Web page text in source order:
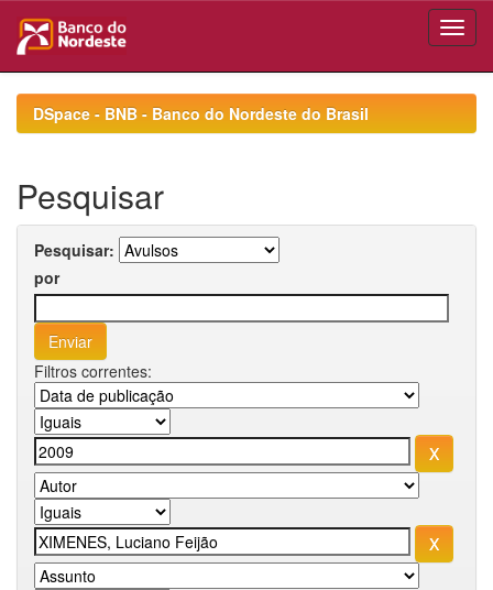
navigationDSpace - BNB - Banco do Nordeste do Brasil
Pesquisar
Pesquisar:
por
Filtros correntes: